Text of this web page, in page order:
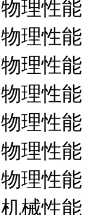
物理性能
物理性能
物理性能
物理性能
物理性能
物理性能
物理性能
机械性能